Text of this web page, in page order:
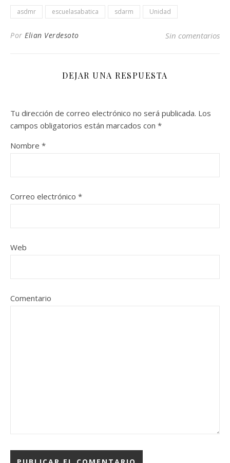
asdmr escuelasabatica sdarm Unidad
Por Elian Verdesoto Sin comentarios
DEJAR UNA RESPUESTA
Tu dirección de correo electrónico no será publicada. Los
campos obligatorios están marcados con *
Nombre *
Correo electrónico *
Web
Comentario